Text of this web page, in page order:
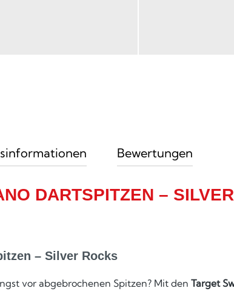
Bewertungen
DARTSPITZEN –
– Silver Rocks
vor abgebrochenen Spitzen? Mit den Target